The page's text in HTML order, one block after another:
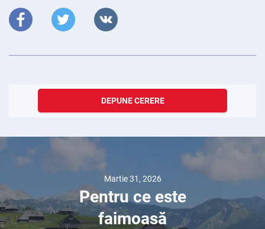
DEPUNE CERERE
Martie 31, 2026
Pentru ce este
faimoasă